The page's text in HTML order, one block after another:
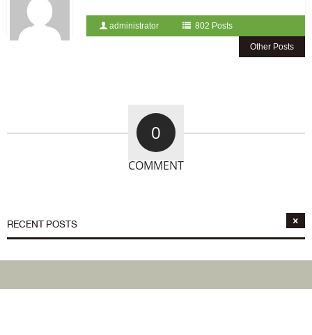
administrator 802 Posts
Other Posts
0
COMMENT
RECENT POSTS